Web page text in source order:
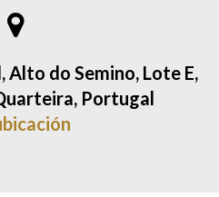
Alto do Semino, Lote E,
Portugal